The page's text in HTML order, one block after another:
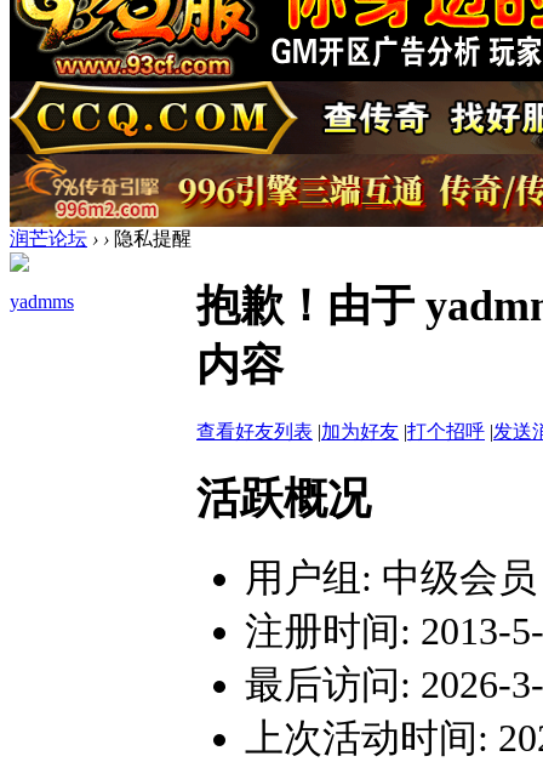
润芒论坛 › › 隐私提醒
yadmms
抱歉！由于
内容
查看好友列表 |加为好友 |打个招呼 |发送
活跃概况
用户组: 中级会员
注册时间: 2013-
最后访问: 2026-
上次活动时间: